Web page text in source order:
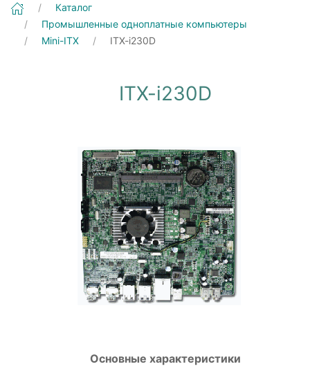
Каталог
Промышленные одноплатные компьютеры
Mini-ITX
ITX-i230D
ITX-i230D
Основные характеристики